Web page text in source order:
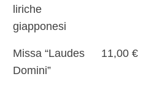
liriche
giapponesi
Missa “Laudes
Domini”
11,00 €